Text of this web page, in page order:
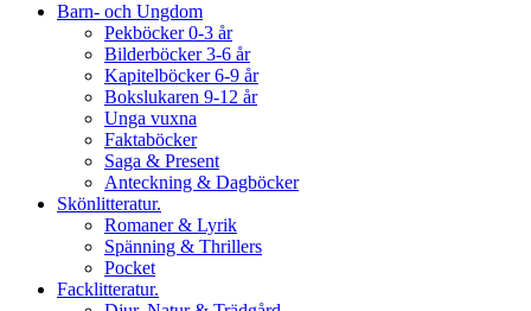
Barn- och Ungdom
Pekböcker 0-3 år
Bilderböcker 3-6 år
Kapitelböcker 6-9 år
Bokslukaren 9-12 år
Unga vuxna
Faktaböcker
Saga & Present
Anteckning & Dagböcker
Skönlitteratur.
Romaner & Lyrik
Spänning & Thrillers
Pocket
Facklitteratur.